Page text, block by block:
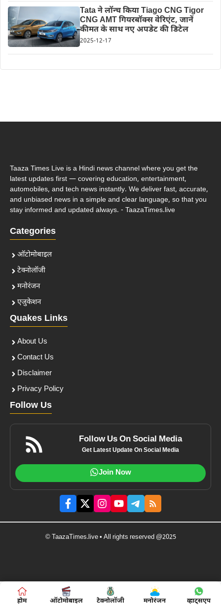
Tata ने लॉन्च किया Tiago CNG Tigor
CNG AMT गियरबॉक्स वेरिएंट, जानें
कीमत के साथ नए अपडेट की डिटेल
2025-12-17
Taaza Times Live is a Hindi news channel where you get the
latest updates first — covering education, entertainment,
automobiles, and tech news instantly. We deliver fast, accurate,
and unbiased news in a simple and clear language, so that you
stay informed and updated always. - TaazaTimes.live
Categories
ऑटोमोबाइल
टेक्नोलॉजी
मनोरंजन
एजुकेशन
Quakes Links
About Us
Contact Us
Disclaimer
Privacy Policy
Follow Us
Follow Us On Social Media
Get Latest Update On Social Media
Join Now
© TaazaTimes.live • All rights reserved @2025
होम ऑटोमोबाइल टेक्नोलॉजी मनोरंजन व्हाट्सएप